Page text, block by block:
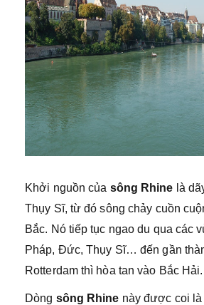
Khởi nguồn của sông Rhine là
Thụy Sĩ, từ đó sông chảy cuồn
Bắc. Nó tiếp tục ngao du qua các
Pháp, Đức, Thụy Sĩ… đến gần
Rotterdam thì hòa tan vào Bắc Hải.
Dòng sông Rhine này được coi là